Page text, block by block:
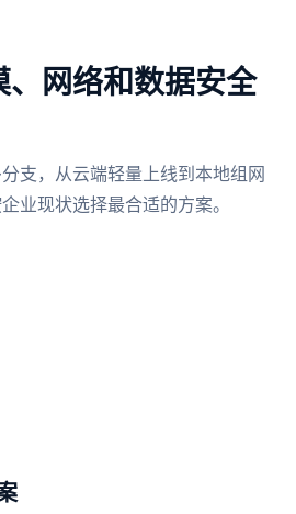
、网络和数据安全
支，从云端轻量上线到本地组网
业现状选择最合适的方案。